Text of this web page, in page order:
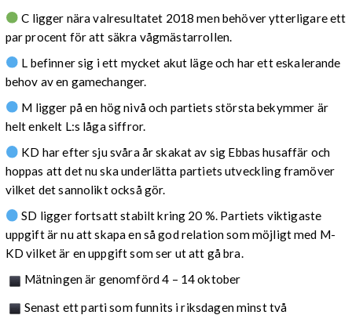
C ligger nära valresultatet 2018 men behöver ytterligare ett
par procent för att säkra vågmästarrollen.
L befinner sig i ett mycket akut läge och har ett eskalerande
behov av en gamechanger.
M ligger på en hög nivå och partiets största bekymmer är
helt enkelt L:s låga siffror.
KD har efter sju svåra år skakat av sig Ebbas husaffär och
hoppas att det nu ska underlätta partiets utveckling framöver
vilket det sannolikt också gör.
SD ligger fortsatt stabilt kring 20 %. Partiets viktigaste
uppgift är nu att skapa en så god relation som möjligt med M-
KD vilket är en uppgift som ser ut att gå bra.
Mätningen är genomförd 4 – 14 oktober
Senast ett parti som funnits i riksdagen minst två